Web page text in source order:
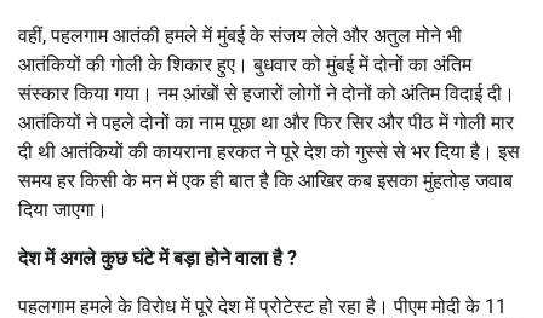
वहीं, पहलगाम आतंकी हमले में मुंबई के संजय लेले और अतुल मोने भी
आतंकियों की गोली के शिकार हुए। बुधवार को मुंबई में दोनों का अंतिम
संस्कार किया गया। नम आंखों से हजारों लोगों ने दोनों को अंतिम विदाई दी।
आतंकियों ने पहले दोनों का नाम पूछा था और फिर सिर और पीठ में गोली मार
दी थी आतंकियों की कायराना हरकत ने पूरे देश को गुस्से से भर दिया है। इस
समय हर किसी के मन में एक ही बात है कि आखिर कब इसका मुंहतोड़ जवाब
दिया जाएगा।
देश में अगले कुछ घंटे में बड़ा होने वाला है ?
पहलगाम हमले के विरोध में पूरे देश में प्रोटेस्ट हो रहा है। पीएम मोदी के 11